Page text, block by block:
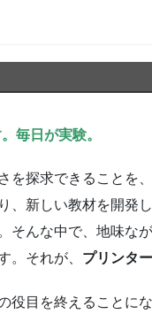
毎日が実験。
を探求できることを
、新しい教材を開発
そんな中で、地味な
。それが、 プリンター
役目を終えることに